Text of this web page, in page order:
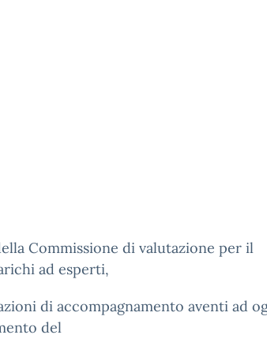
Commissione di valutazione per il
ad esperti,
di accompagnamento aventi ad
del